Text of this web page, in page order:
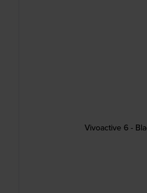
Vivoactive 6 -